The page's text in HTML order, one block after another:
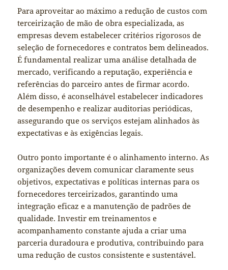
Para aproveitar ao máximo a redução de custos com
terceirização de mão de obra especializada, as
empresas devem estabelecer critérios rigorosos de
seleção de fornecedores e contratos bem delineados.
É fundamental realizar uma análise detalhada de
mercado, verificando a reputação, experiência e
referências do parceiro antes de firmar acordo.
Além disso, é aconselhável estabelecer indicadores
de desempenho e realizar auditorias periódicas,
assegurando que os serviços estejam alinhados às
expectativas e às exigências legais.
Outro ponto importante é o alinhamento interno. As
organizações devem comunicar claramente seus
objetivos, expectativas e políticas internas para os
fornecedores terceirizados, garantindo uma
integração eficaz e a manutenção de padrões de
qualidade. Investir em treinamentos e
acompanhamento constante ajuda a criar uma
parceria duradoura e produtiva, contribuindo para
uma redução de custos consistente e sustentável.